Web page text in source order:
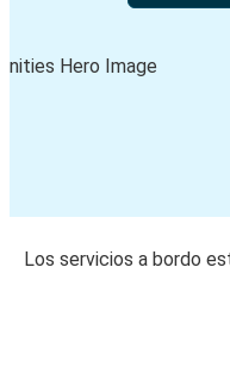
Los servicios a bordo